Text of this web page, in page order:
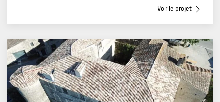
Voir le projet